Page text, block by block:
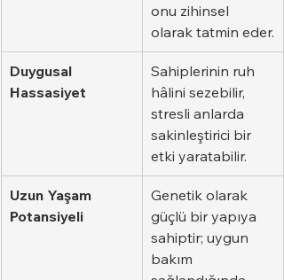
onu zihinsel
olarak tatmin eder.
Duygusal
Hassasiyet
Sahiplerinin ruh
hâlini sezebilir,
stresli anlarda
sakinleştirici bir
etki yaratabilir.
Uzun Yaşam
Potansiyeli
Genetik olarak
güçlü bir yapıya
sahiptir; uygun
bakım